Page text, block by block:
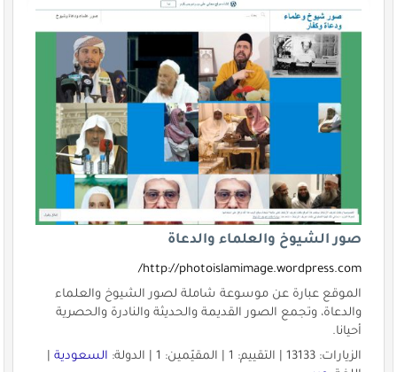
صور الشيوخ والعلماء والدعاة
http://photoislamimage.wordpress.com/
الموقع عبارة عن موسوعة شاملة لصور الشيوخ والعلماء
والدعاة، وتجمع الصور القديمة والحديثة والنادرة والحصرية
أحيانا.
الزيارات: 13133 | التقييم: 1 | المقيّمين: 1 | الدولة:
السعودية|